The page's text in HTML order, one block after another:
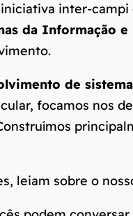
inter-campi
da Informação
de
focamos nos
leiam sobre o